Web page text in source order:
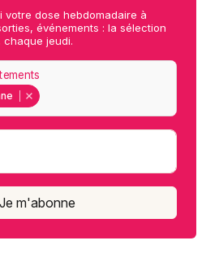
votre dose hebdomadaire à
événements : la sélection
chaque jeudi.
Je m'abonne